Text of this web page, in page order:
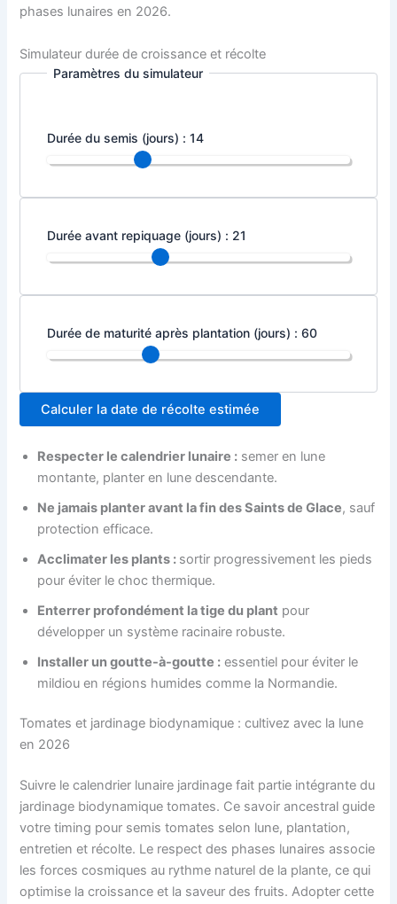
phases lunaires en 2026.
Simulateur durée de croissance et récolte
Paramètres du simulateur
Durée du semis (jours) :14
Durée avant repiquage (jours) : 21
Durée de maturité après plantation (jours) :60
Calculer la date de récolte estimée
Respecter le calendrier lunaire : semer en lune
montante, planter en lune descendante.
Ne jamais planter avant la fin des Saints de Glace, sauf
protection efficace.
Acclimater les plants : sortir progressivement les pieds
pour éviter le choc thermique.
Enterrer profondément la tige du plant pour
développer un système racinaire robuste.
Installer un goutte-à-goutte : essentiel pour éviter le
mildiou en régions humides comme la Normandie.
Tomates et jardinage biodynamique : cultivez avec la lune
en 2026
Suivre le calendrier lunaire jardinage fait partie intégrante du
jardinage biodynamique tomates. Ce savoir ancestral guide
votre timing pour semis tomates selon lune, plantation,
entretien et récolte. Le respect des phases lunaires associe
les forces cosmiques au rythme naturel de la plante, ce qui
optimise la croissance et la saveur des fruits. Adopter cette